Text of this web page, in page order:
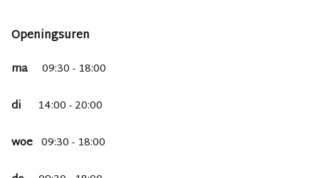
Openingsuren
ma 09:30 - 18:00
di 14:00 - 20:00
woe 09:30 - 18:00